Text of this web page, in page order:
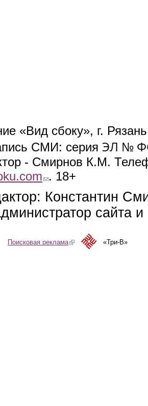
«Вид сбоку», г.
СМИ: серия ЭЛ №
- Смирнов К.М.
(link sends e-mail)
. 18+
Константин
сайта
Поисковая реклама(link is external)«Три-В»